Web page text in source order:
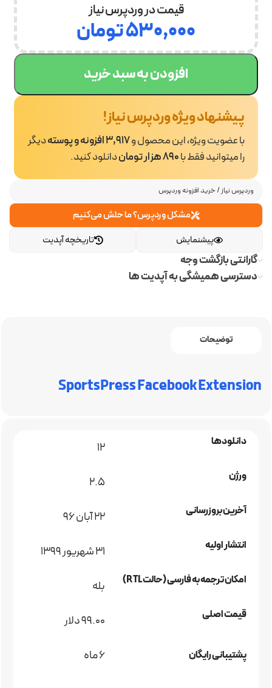
وردپرس نیاز/خرید افزونه وردپرس
مشکل وردپرس؟ ما حلش می‌کنیم
تاریخچه آپدیت
پیشنمایش
گارانتی بازگشت وجه
دسترسی همیشگی به آپدیت ها
قیمت در وردپرس نیاز
۵۳۰,۰۰۰تومان
افزودن به سبد خرید
پیشنهاد ویژه وردپرس نیاز!
با عضویت ویژه، این محصول و3,917 افزونه و پوسته
دیگر
را میتوانید فقط با890 هزار تومان دانلود کنید.
توضیحات
SportsPress Facebook Extension
دانلودها 12
ورژن 2.5
آخرین بروزرسانی ۲۲ آبان ۹۶
انتشار اولیه 31 شهریور 1399
امکان ترجمه به فارسی (حالت RTL) بله
قیمت اصلی 99.00 دلار
پشتیبانی رایگان 6 ماه